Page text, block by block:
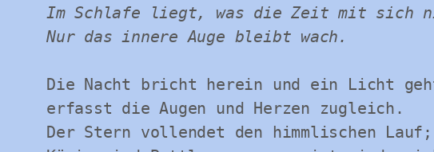
Im Schlafe liegt, was die Zeit mit sich
Nur das innere Auge bleibt wach.
Die Nacht bricht herein und ein Licht
erfasst die Augen und Herzen zugleich.
Der Stern vollendet den himmlischen Lauf;